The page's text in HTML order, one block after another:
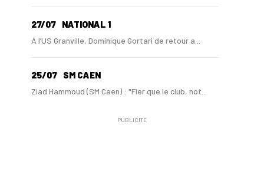
27/07 NATIONAL 1
A l’US Granville, Dominique Gortari de retour a...
25/07 SM CAEN
Ziad Hammoud (SM Caen) : "Fier que le club, not...
SM CAEN - MERCATO
PUBLICITÉ